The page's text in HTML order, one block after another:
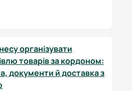
організувати
товарів за кордоном:
документи й доставка з